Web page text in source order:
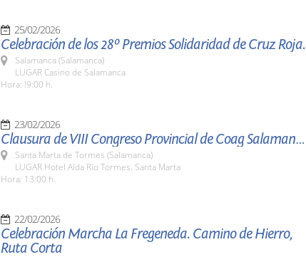
25/02/2026
Celebración de los 28º Premios Solidaridad de Cruz Roja.
Salamanca (Salamanca)
LUGAR Casino de Salamanca
Hora: !9:00 h.
23/02/2026
Clausura de VIII Congreso Provincial de Coag Salamanca.
Santa Marta de Tormes (Salamanca)
LUGAR Hotel Alda Río Tormes. Santa Marta
Hora: 13:00 h.
22/02/2026
Celebración Marcha La Fregeneda. Camino de Hierro,
Ruta Corta